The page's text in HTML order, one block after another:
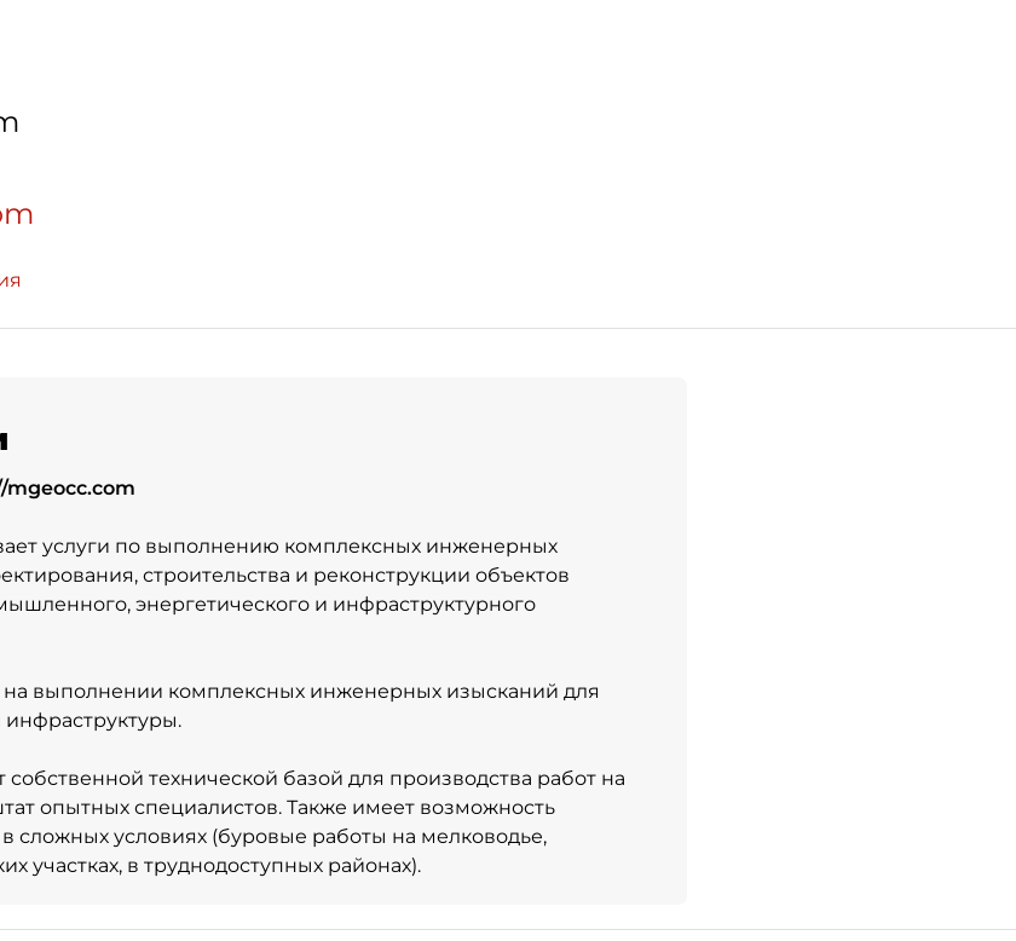
mgeocc.com
услуги по выполнению комплексных инженерных
строительства и реконструкции объектов
энергетического и инфраструктурного
на выполнении комплексных инженерных изысканий для
технической базой для производства работ на
опытных специалистов. Также имеет возможность
сложных условиях (буровые работы на мелководье,
участках, в труднодоступных районах).